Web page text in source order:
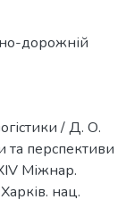
дорожній
/ Д. О.
перспективи
Міжнар.
нац.